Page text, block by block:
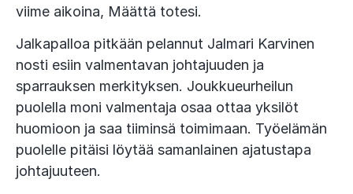
viime aikoina, Määttä totesi.
Jalkapalloa pitkään pelannut Jalmari Karvinen
nosti esiin valmentavan johtajuuden ja
sparrauksen merkityksen. Joukkueurheilun
puolella moni valmentaja osaa ottaa yksilöt
huomioon ja saa tiiminsä toimimaan. Työelämän
puolelle pitäisi löytää samanlainen ajatustapa
johtajuuteen.